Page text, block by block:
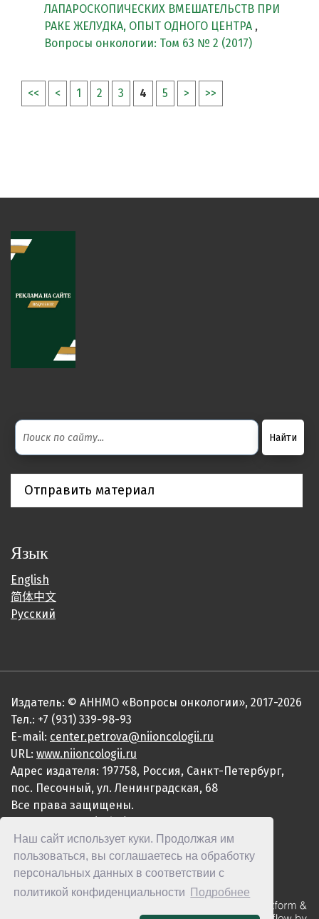
Наш сайт использует куки. Продолжая им
пользоваться, вы соглашаетесь на обработку
персональных данных в соответствии с
политикой конфиденциальности
Подробнее
ЛАПАРОСКОПИЧЕСКИХ ВМЕШАТЕЛЬСТВ ПРИ
РАКЕ ЖЕЛУДКА, ОПЫТ ОДНОГО ЦЕНТРА ,
Вопросы онкологии: Том 63 № 2 (2017)
<< < 1 2 3 4 5 > >>
Отправить материал
Язык
English
简体中文
Русский
Издатель: © АННМО «Вопросы онкологии», 2017-2026
Тел.: +7 (931) 339-98-93
E-mail: center.petrova@niioncologii.ru
URL: www.niioncologii.ru
Адрес издателя: 197758, Россия, Санкт-Петербург,
пос. Песочный, ул. Ленинградская, 68
Все права защищены.
ISSN 2949-4915 (Online)